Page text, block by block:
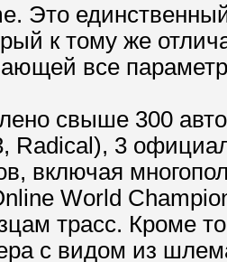
Это
к тому же
все
свыше 300
Radical), 3
включая
World
трасс. Кроме
с видом из